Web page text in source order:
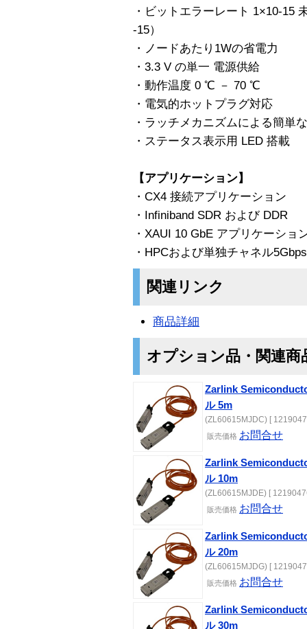
・ビットエラーレート 1×10-15
-15）
・ノードあたり1Wの省電力
・3.3 V の単一 電源供給
・動作温度 0 ℃ － 70 ℃
・電気的ホットプラグ対応
・ラッチメカニズムによる簡単
・ステータス表示用 LED 搭載
【アプリケーション】
・CX4 接続アプリケーション
・Infiniband SDR および DDR
・XAUI 10 GbE アプリケーショ
・HPCおよび単独チャネル
関連リンク
商品詳細
オプション品・関連商
Zarlink
ル 5m
(ZL60615MJDC) [
販売価格 お問合せ
Zarlink
ル 10m
(ZL60615MJDE) [
販売価格 お問合せ
Zarlink
ル 20m
(ZL60615MJDG) [
販売価格 お問合せ
Zarlink
ル 30m